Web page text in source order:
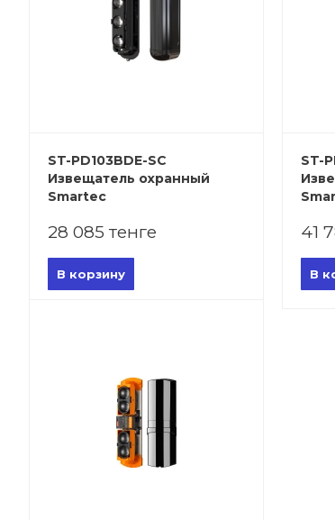
ST-PD103BDE-SC
Извещатель охранный
Smartec
28 085 тенге
В корзину
ST-
41
В